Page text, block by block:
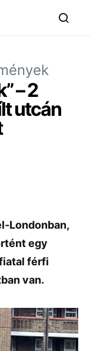
– 2
utcán
Londonban,
egy
férfi
van.